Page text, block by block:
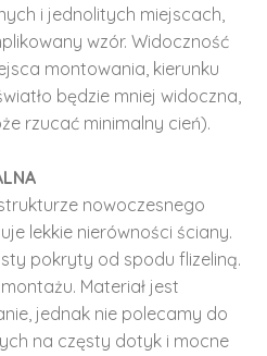
i jednolitych miejscach,
wzór. Widoczność
montowania, kierunku
będzie mniej widoczna,
rzucać minimalny cień).
nowoczesnego
lekkie nierówności ściany.
pokryty od spodu flizeliną.
Materiał jest
jednak nie polecamy do
na częsty dotyk i mocne